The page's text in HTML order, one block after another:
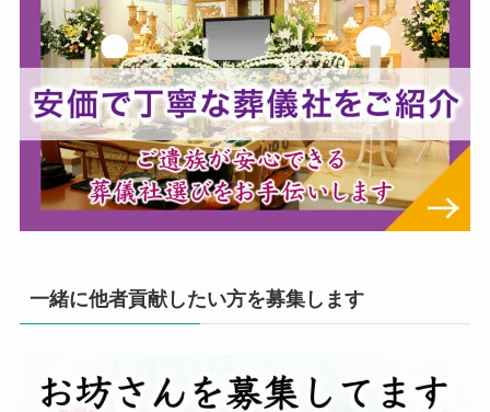
一緒に他者貢献したい方を募集します